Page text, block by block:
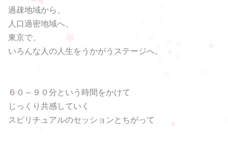
過疎地域から、
人口過密地域へ、
東京で、
いろんな人の人生をうかがうステージへ。
６０～９０分という時間をかけて
じっくり共感していく
スピリチュアルのセッションとちがって